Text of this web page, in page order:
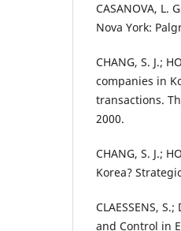
CASANOVA,
Nova York:
CHANG, S. J.;
companies in
transactions.
2000.
CHANG, S. J.;
Korea?
CLAESSENS,
and Control in